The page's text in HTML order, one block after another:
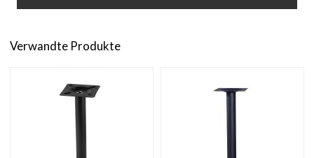
Verwandte Produkte